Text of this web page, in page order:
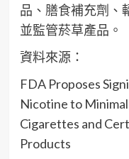
品、膳食補充劑、
並監管菸草產品。
資料來源：
FDA Proposes
Nicotine to
Cigarettes and
Products